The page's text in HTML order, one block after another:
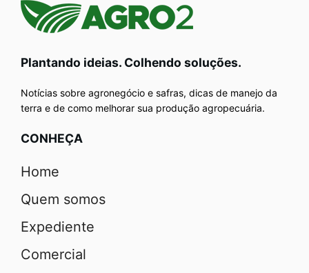
Plantando ideias. Colhendo soluções.
Notícias sobre agronegócio e safras, dicas de manejo da
terra e de como melhorar sua produção agropecuária.
CONHEÇA
Home
Quem somos
Expediente
Comercial